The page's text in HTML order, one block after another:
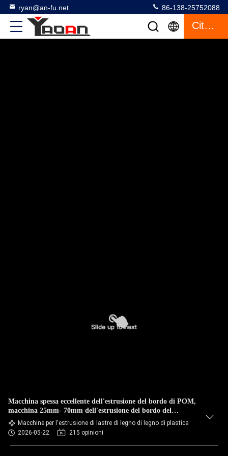
ryan@an-fu.net 86-138-25752088
Citazione
Macchina spessa eccellente dell'estrusione del bordo di POM,
macchina 25mm- 70mm dell'estrusione del bordo del
poliossimetilene
Macchine per l'estrusione di lastre di legno di legno di plastica
2026-05-22
215 opinioni